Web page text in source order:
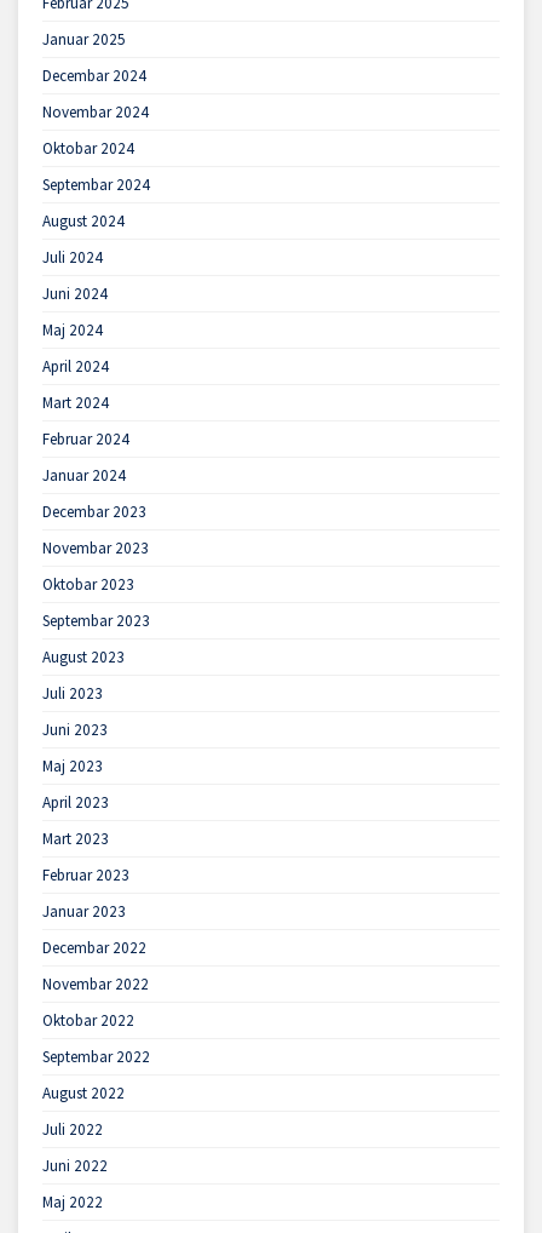
Januar 2025
Decembar 2024
Novembar 2024
Oktobar 2024
Septembar 2024
August 2024
Juli 2024
Juni 2024
Maj 2024
April 2024
Mart 2024
Februar 2024
Januar 2024
Decembar 2023
Novembar 2023
Oktobar 2023
Septembar 2023
August 2023
Juli 2023
Juni 2023
Maj 2023
April 2023
Mart 2023
Februar 2023
Januar 2023
Decembar 2022
Novembar 2022
Oktobar 2022
Septembar 2022
August 2022
Juli 2022
Juni 2022
Maj 2022